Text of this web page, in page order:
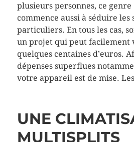
plusieurs personnes, ce
commence aussi à séduire les
particuliers. En tous les cas,
un projet qui peut facilement
quelques centaines d’euros.
dépenses superflues
votre appareil est de mise.
UNE
MULTISPLITS